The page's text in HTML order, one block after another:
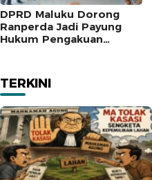
DPRD Maluku Dorong
Ranperda Jadi Payung
Hukum Pengakuan
TERKINI